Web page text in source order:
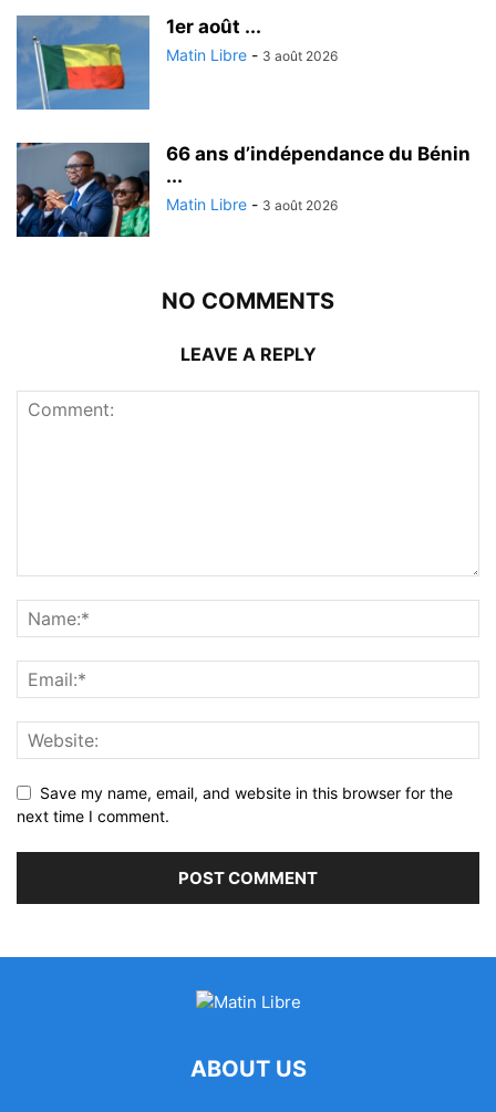
1er août ...
Matin Libre - 3 août 2026
66 ans d’indépendance du Bénin
...
Matin Libre - 3 août 2026
NO COMMENTS
LEAVE A REPLY
Save my name, email, and website in this browser for the
next time I comment.
ABOUT US